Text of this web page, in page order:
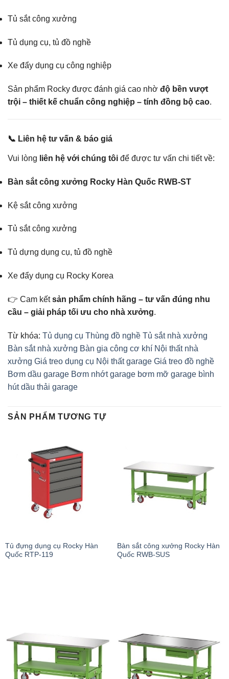
Tủ sắt công xưởng
Tủ dụng cụ, tủ đồ nghề
Xe đẩy dụng cụ công nghiệp
Sản phẩm Rocky được đánh giá cao nhờ độ bền vượt
trội – thiết kế chuẩn công nghiệp – tính đồng bộ cao.
📞 Liên hệ tư vấn & báo giá
Vui lòng liên hệ với chúng tôi để được tư vấn chi tiết về:
Bàn sắt công xưởng Rocky Hàn Quốc RWB-ST
Kệ sắt công xưởng
Tủ sắt công xưởng
Tủ dựng dụng cụ, tủ đồ nghề
Xe đẩy dụng cụ Rocky Korea
👉 Cam kếtsản phẩm chính hãng – tư vấn đúng nhu
cầu – giải pháp tối ưu cho nhà xưởng.
Từ khóa: Tủ dụng cụ Thùng đồ nghề Tủ sắt nhà xưởng
Bàn sắt nhà xưởng Bàn gia công cơ khí Nội thất nhà
xưởng Giá treo dụng cụ Nội thất garage Giá treo đồ nghề
Bơm dầu garage Bơm nhớt garage bơm mỡ garage bình
hút dầu thải garage
SẢN PHẨM TƯƠNG TỰ
Tủ đựng dụng cụ Rocky Hàn
Quốc RTP-119
Bàn sắt công xưởng Rocky Hàn
Quốc RWB-SUS